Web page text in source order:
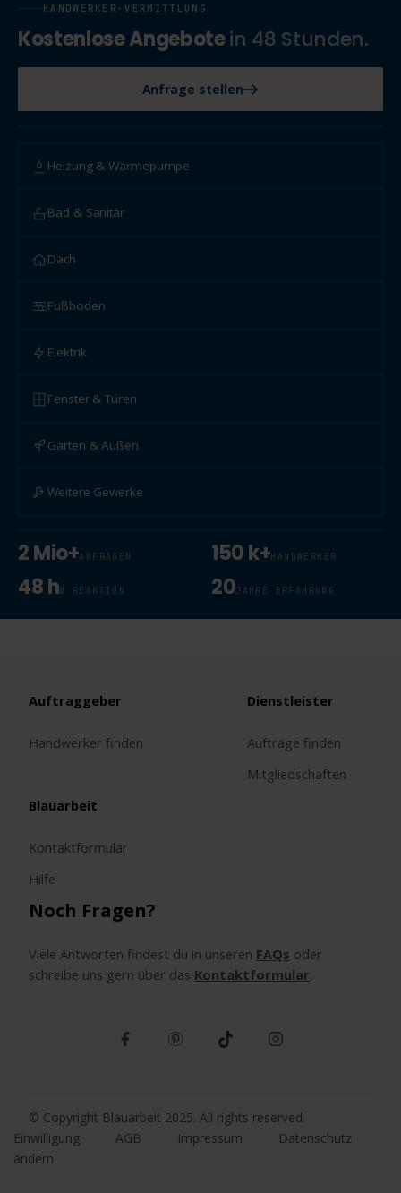
HANDWERKER-VERMITTLUNG
Kostenlose Angebotein 48 Stunden.
Anfrage stellen
Heizung & Wärmepumpe
Bad & Sanitär
Dach
Fußboden
Elektrik
Fenster & Türen
Garten & Außen
Weitere Gewerke
2 Mio+ANFRAGEN 150 k+HANDWERKER
48 hØ REAKTION 20JAHRE ERFAHRUNG
Noch Fragen?
Viele Antworten findest du in unseren FAQs oder
schreibe uns gern über das Kontaktformular.
Auftraggeber
Handwerker finden
Dienstleister
Aufträge finden
Mitgliedschaften
Blauarbeit
Kontaktformular
Hilfe
© Copyright Blauarbeit 2025. All rights reserved.
Einwilligung
ändern
AGB Impressum Datenschutz